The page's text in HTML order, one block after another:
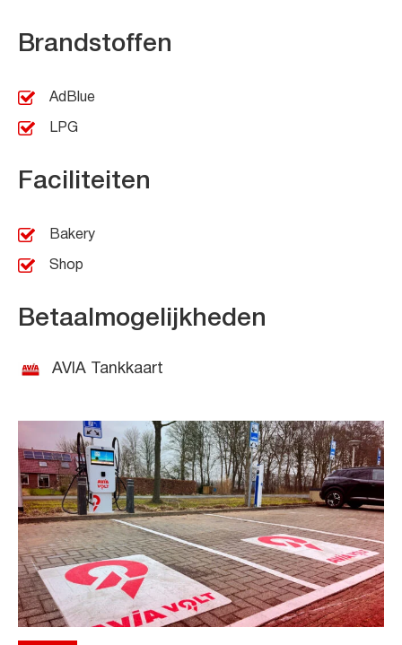
Brandstoffen
AdBlue
LPG
Faciliteiten
Bakery
Shop
Betaalmogelijkheden
AVIA Tankkaart